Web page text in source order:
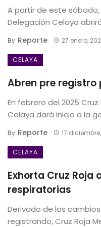
A partir de este sábado,
Delegación Celaya
By Reporte 27 enero,
CELAYA
Abren pre registro
En febrero del 2025
Celaya dará inicio a la
By Reporte 17
CELAYA
Exhorta Cruz Roja
respiratorias
Derivado de los
registrando, Cruz Roja